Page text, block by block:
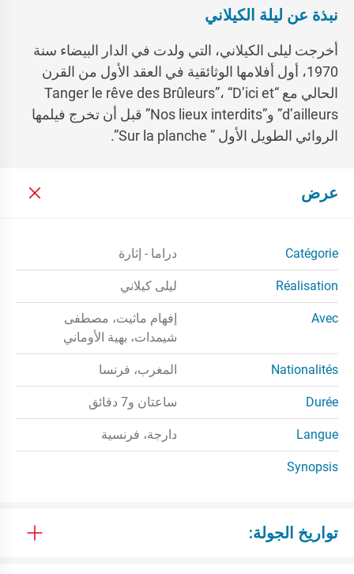
نبذة عن ليلة الكيلاني
أخرجت ليلى الكيلاني، التي ولدت في الدار البيضاء سنة
1970، أول أفلامها الوثائقية في العقد الأول من القرن
الحالي مع “Tanger le rêve des Brûleurs”، “D’ici et
d’ailleurs” و”Nos lieux interdits” قبل أن تخرج فيلمها
الروائي الطويل الأول ” Sur la planche”.
عرض
Catégorie دراما - إثارة
Réalisation ليلى كيلاني
Avec
إفهام ماثيت، مصطفى
شيمدات، بهية الأوماني
Nationalités المغرب، فرنسا
Durée ساعتان و7 دقائق
Langue دارجة، فرنسية
Synopsis
تواريخ الجولة: